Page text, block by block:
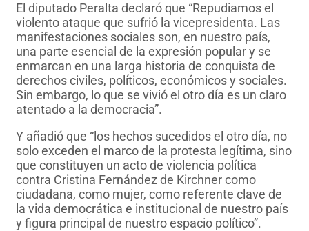
El diputado Peralta declaró que “Repudiamos el
violento ataque que sufrió la vicepresidenta. Las
manifestaciones sociales son, en nuestro país,
una parte esencial de la expresión popular y se
enmarcan en una larga historia de conquista de
derechos civiles, políticos, económicos y sociales.
Sin embargo, lo que se vivió el otro día es un claro
atentado a la democracia”.
Y añadió que “los hechos sucedidos el otro día, no
solo exceden el marco de la protesta legítima, sino
que constituyen un acto de violencia política
contra Cristina Fernández de Kirchner como
ciudadana, como mujer, como referente clave de
la vida democrática e institucional de nuestro país
y figura principal de nuestro espacio político”.